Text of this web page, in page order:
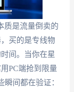
质是流量倒卖的
买的是专线物
间。当你在星
PC端抢到限量
间都在验证：